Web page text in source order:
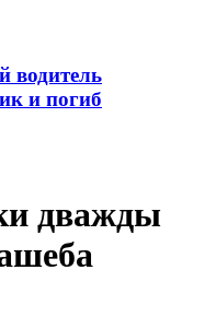
водитель
и погиб
дважды